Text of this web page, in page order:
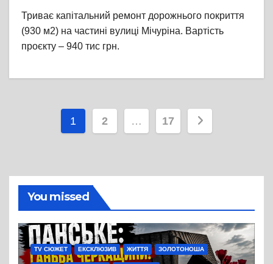
Триває капітальний ремонт дорожнього покриття
(930 м2) на частині вулиці Мічуріна. Вартість
проєкту – 940 тис грн.
Пагінація
1 2 … 17
You missed
TV СЮЖЕТ ЕКСКЛЮЗИВ ЖИТТЯ ЗОЛОТОНОША